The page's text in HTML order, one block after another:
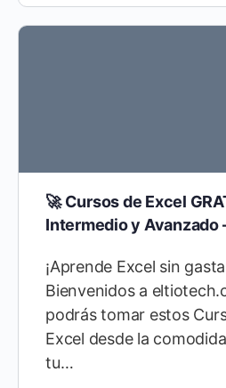
🚀 Cursos de Excel
Intermedio y Avanzado
¡Aprende Excel sin
Bienvenidos a
podrás tomar estos
Excel desde la
tu…